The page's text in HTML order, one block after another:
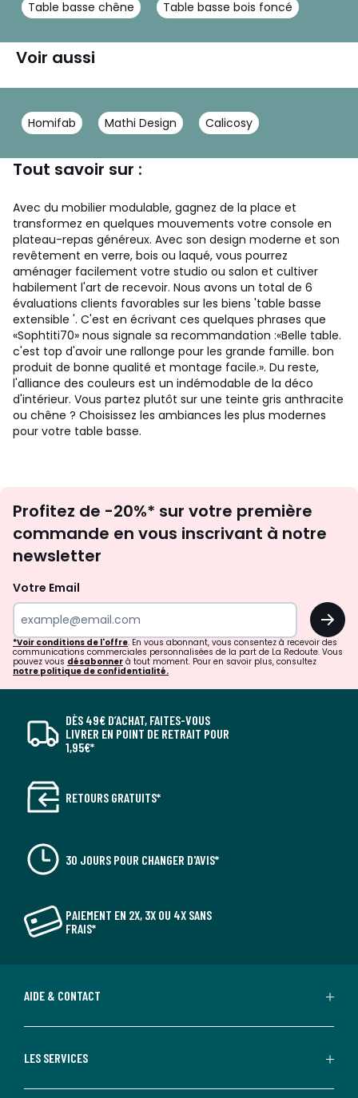
Table basse chêne Table basse bois foncé
Voir aussi
Homifab Mathi Design Calicosy
Tout savoir sur :
Avec du mobilier modulable, gagnez de la place et
transformez en quelques mouvements votre console en
plateau-repas généreux. Avec son design moderne et son
revêtement en verre, bois ou laqué, vous pourrez
aménager facilement votre studio ou salon et cultiver
habilement l'art de recevoir. Nous avons un total de 6
évaluations clients favorables sur les biens 'table basse
extensible '. C'est en écrivant ces quelques phrases que
«Sophtiti70» nous signale sa recommandation :«Belle table.
c'est top d'avoir une rallonge pour les grande famille. bon
produit de bonne qualité et montage facile.». Du reste,
l'alliance des couleurs est un indémodable de la déco
d'intérieur. Vous partez plutôt sur une teinte gris anthracite
ou chêne ? Choisissez les ambiances les plus modernes
pour votre table basse.
newsletter
Profitez de -20%* sur votre première
commande en vous inscrivant à notre
newsletter
Votre Email
OK
*Voir conditions de l'offre. En vous abonnant, vous consentez à recevoir des
communications commerciales personnalisées de la part de La Redoute. Vous
pouvez vous désabonner à tout moment. Pour en savoir plus, consultez
notre politique de confidentialité.
DÈS 49€ D’ACHAT, FAITES-VOUS
LIVRER EN POINT DE RETRAIT POUR
1,95€*
RETOURS GRATUITS*
30 JOURS POUR CHANGER D'AVIS*
PAIEMENT EN 2X, 3X OU 4X SANS
FRAIS*
AIDE & CONTACT
LES SERVICES